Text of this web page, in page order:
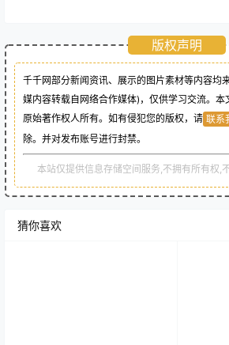
版权声明
千千网部分新闻资讯、展示的图片素材等内容均
媒内容转载自网络合作媒体)，仅供学习交流。
原始著作权人所有。如有侵犯您的版权，请 联系
除。并对发布账号进行封禁。
本站仅提供信息存储空间服务,不拥有所有权,
猜你喜欢